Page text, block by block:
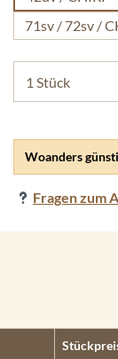
Woanders
Fragen zum
71sv / 72sv /